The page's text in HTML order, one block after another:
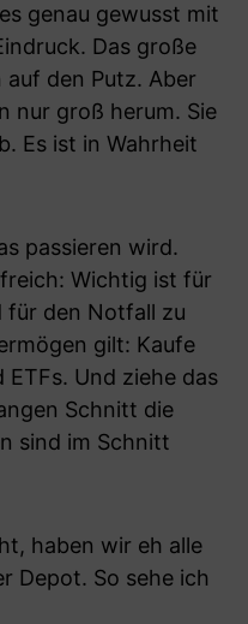
genau gewusst mit
Das große
den Putz. Aber
nur groß herum. Sie
Es ist in Wahrheit
passieren wird.
Wichtig ist für
für den Notfall zu
gilt: Kaufe
Und ziehe das
Schnitt die
sind im Schnitt
haben wir eh alle
Depot. So sehe ich